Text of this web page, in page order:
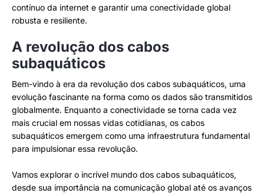
contínuo da internet e garantir uma conectividade global
robusta e resiliente.
A revolução dos cabos
subaquáticos
Bem-vindo à era da revolução dos cabos subaquáticos, uma
evolução fascinante na forma como os dados são transmitidos
globalmente. Enquanto a conectividade se torna cada vez
mais crucial em nossas vidas cotidianas, os cabos
subaquáticos emergem como uma infraestrutura fundamental
para impulsionar essa revolução.
Vamos explorar o incrível mundo dos cabos subaquáticos,
desde sua importância na comunicação global até os avanços